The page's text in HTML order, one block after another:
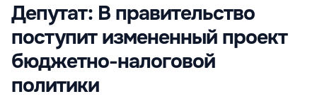
Депутат: В правительство
поступит измененный проект
бюджетно-налоговой
политики